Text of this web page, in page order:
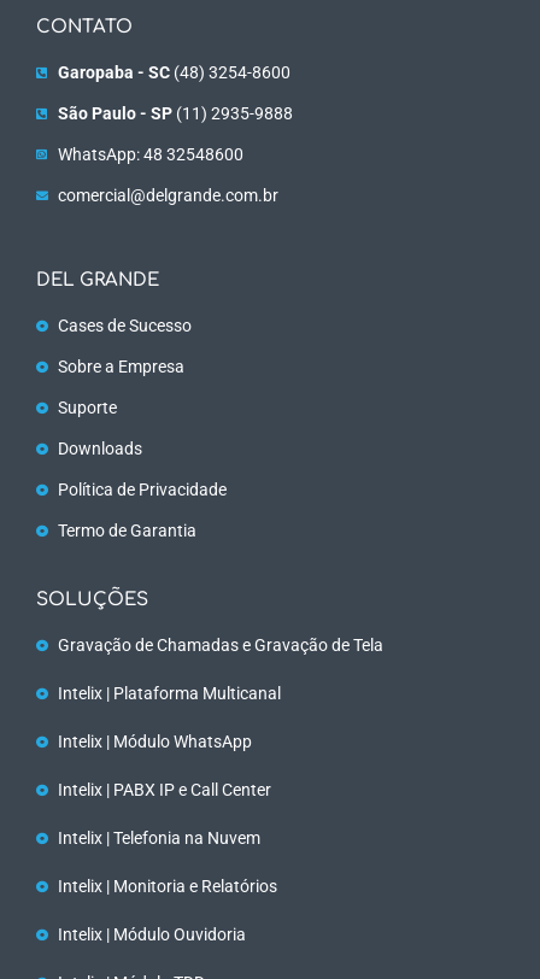
CONTATO
Garopaba - SC(48) 3254-8600
São Paulo - SP(11) 2935-9888
WhatsApp: 48 32548600
comercial@delgrande.com.br
DEL GRANDE
Cases de Sucesso
Sobre a Empresa
Suporte
Downloads
Política de Privacidade
Termo de Garantia
SOLUÇÕES
Gravação de Chamadas e Gravação de Tela
Intelix | Plataforma Multicanal
Intelix | Módulo WhatsApp
Intelix | PABX IP e Call Center
Intelix | Telefonia na Nuvem
Intelix | Monitoria e Relatórios
Intelix | Módulo Ouvidoria